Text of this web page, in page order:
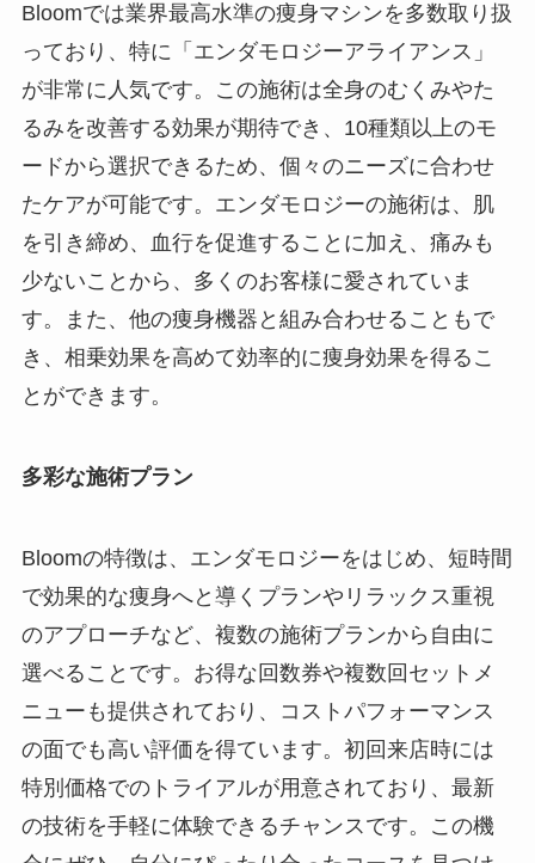
Bloomでは業界最高水準の痩身マシンを多数取り扱
っており、特に「エンダモロジーアライアンス」
が非常に人気です。この施術は全身のむくみやた
るみを改善する効果が期待でき、10種類以上のモ
ードから選択できるため、個々のニーズに合わせ
たケアが可能です。エンダモロジーの施術は、肌
を引き締め、血行を促進することに加え、痛みも
少ないことから、多くのお客様に愛されていま
す。また、他の痩身機器と組み合わせることもで
き、相乗効果を高めて効率的に痩身効果を得るこ
とができます。
多彩な施術プラン
Bloomの特徴は、エンダモロジーをはじめ、短時間
で効果的な痩身へと導くプランやリラックス重視
のアプローチなど、複数の施術プランから自由に
選べることです。お得な回数券や複数回セットメ
ニューも提供されており、コストパフォーマンス
の面でも高い評価を得ています。初回来店時には
特別価格でのトライアルが用意されており、最新
の技術を手軽に体験できるチャンスです。この機